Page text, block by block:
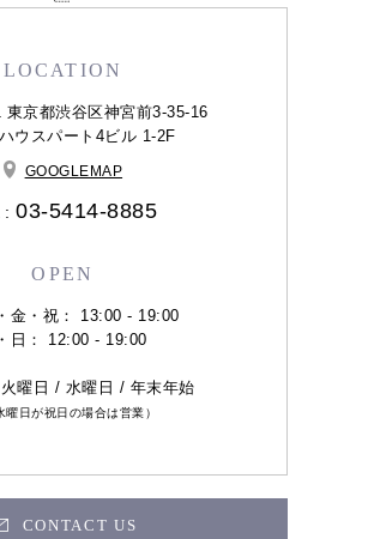
LOCATION
東京都渋谷区神宮前3-35-16
ウスパート4ビル 1-2F
GOOGLEMAP
:03-5414-8885
OPEN
金・祝： 13:00 - 19:00
日： 12:00 - 19:00
曜日 / 水曜日 / 年末年始
曜日が祝日の場合は営業）
CONTACT US